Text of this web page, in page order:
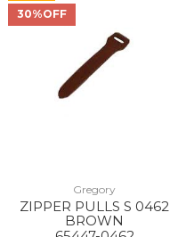
30%OFF
Gregory
ZIPPER PULLS S 0462
BROWN